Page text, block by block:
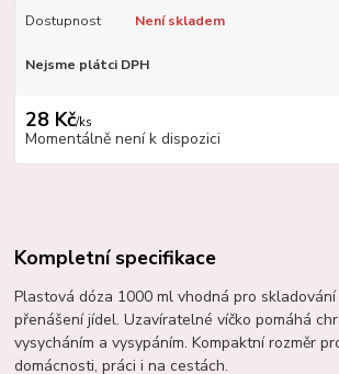
Dostupnost Není skladem
Nejsme plátci DPH
28 Kč/ks
Momentálně není k dispozici
Kompletní specifikace
Plastová dóza 1000 ml vhodná pro
přenášení jídel. Uzavíratelné víčko pomáhá
vysycháním a vysypáním. Kompaktní rozměr
domácnosti, práci i na cestách.